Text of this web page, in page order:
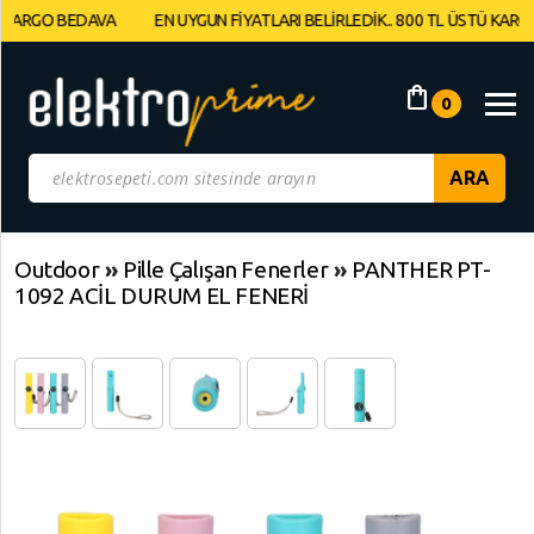
shopping_bag 0
BEDAVA EN UYGUN FİYATLARI BELİRLEDİK.. 800 TL ÜSTÜ KARGO
Müşteri
Panelim
Yeni
Gelenler
İndirimdekiler
Kategoriye
Alışveriş
Yap
Bilgisayarlar
Outdoor» Pille Çalışan Fenerler» PANTHER PT-
1092 ACİL DURUM EL FENERİ